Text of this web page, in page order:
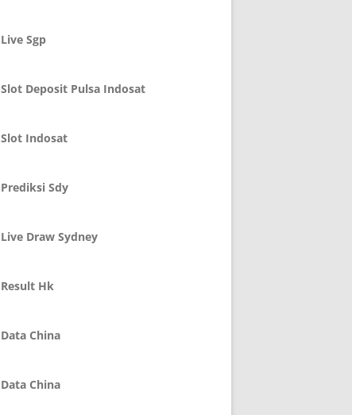
Live Sgp
Slot Deposit Pulsa Indosat
Slot Indosat
Prediksi Sdy
Live Draw Sydney
Result Hk
Data China
Data China